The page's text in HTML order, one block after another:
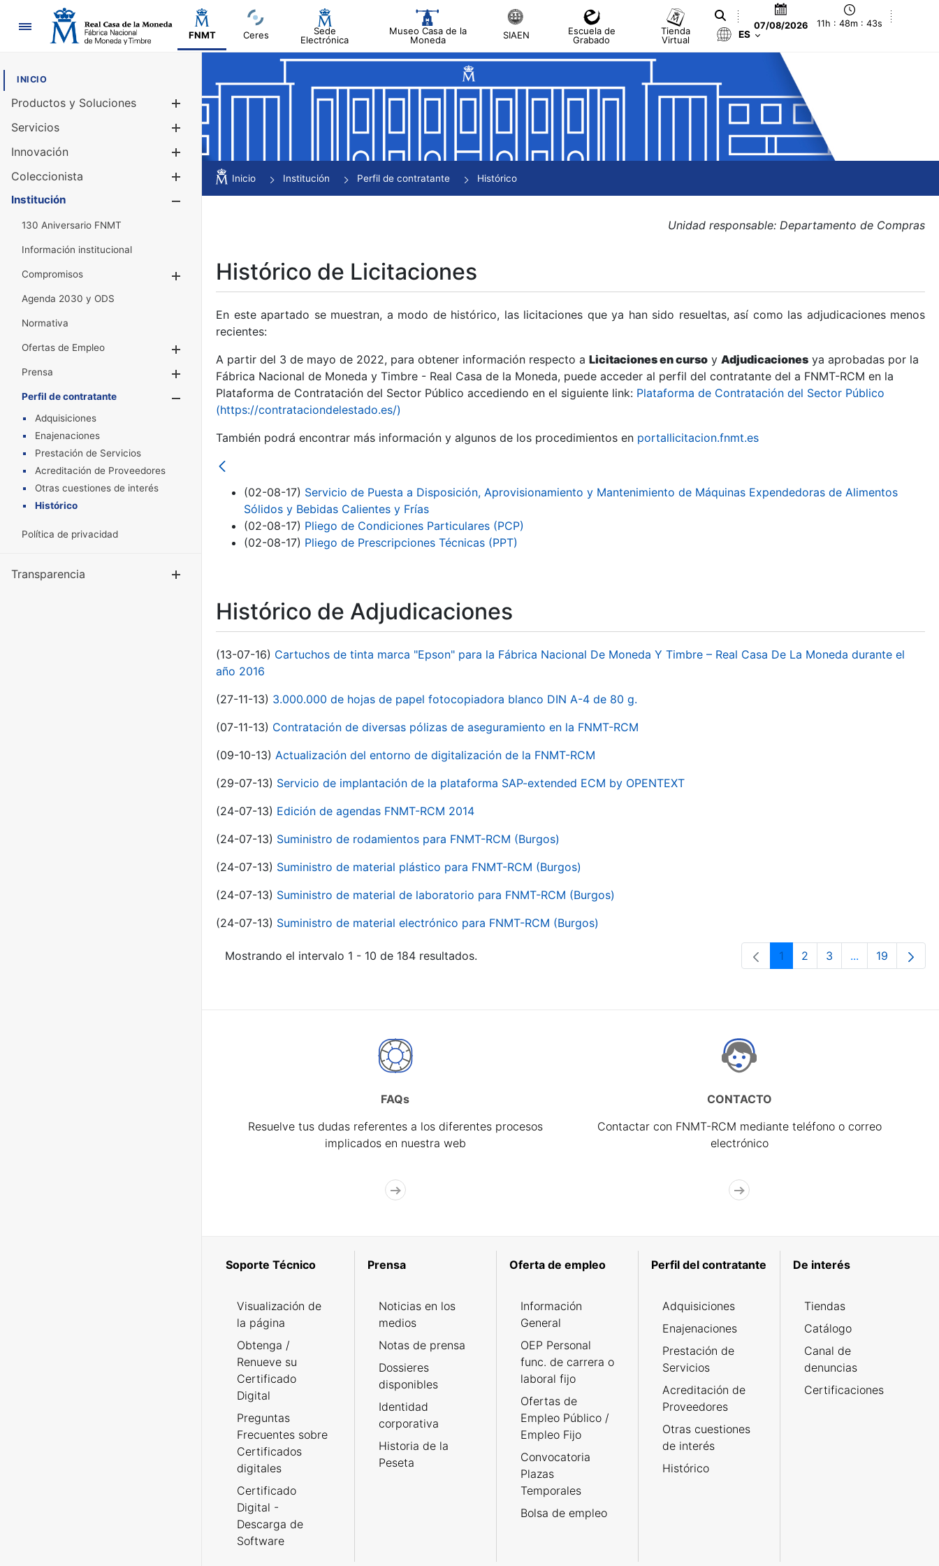
Navegación
FNMT Ceres
Sede
Electrónica
Museo Casa de la
Moneda
SIAEN
Escuela de
Grabado
Tienda
Virtual
07/08/2026 11h : 48m : 43s
ES
INICIO
Productos y Soluciones
Mostrar/Ocultar
Servicios
Innovación
Coleccionista
Mostrar/Ocultar
Institución
130 Aniversario FNMT
Información institucional
Compromisos
Mostrar/Ocultar
Agenda 2030 y ODS
Normativa
Ofertas de Empleo
Prensa
Mostrar/Ocultar
Perfil de contratante
Mostrar/Ocultar
Adquisiciones
Enajenaciones
Prestación de Servicios
Acreditación de Proveedores
Otras cuestiones de interés
Histórico
Política de privacidad
Transparencia
Inicio Institución Perfil de contratante Histórico
Unidad responsable: Departamento de Compras
Histórico de Licitaciones
En este apartado se muestran, a modo de histórico, las licitaciones que ya han sido resueltas, así como las adjudicaciones menos
recientes:
A partir del 3 de mayo de 2022, para obtener información respecto a Licitaciones en curso y Adjudicaciones ya aprobadas por la
Fábrica Nacional de Moneda y Timbre - Real Casa de la Moneda, puede acceder al perfil del contratante del a FNMT-RCM en la
Plataforma de Contratación del Sector Público accediendo en el siguiente link: Plataforma de Contratación del Sector Público
(https://contrataciondelestado.es/)
También podrá encontrar más información y algunos de los procedimientos en portallicitacion.fnmt.es
(02-08-17) Servicio de Puesta a Disposición, Aprovisionamiento y Mantenimiento de Máquinas Expendedoras de Alimentos
Sólidos y Bebidas Calientes y Frías
(02-08-17) Pliego de Condiciones Particulares (PCP)
(02-08-17) Pliego de Prescripciones Técnicas (PPT)
Histórico de Adjudicaciones
(13-07-16) Cartuchos de tinta marca "Epson" para la Fábrica Nacional De Moneda Y Timbre – Real Casa De La Moneda durante el
año 2016
(27-11-13) 3.000.000 de hojas de papel fotocopiadora blanco DIN A-4 de 80 g.
(07-11-13) Contratación de diversas pólizas de aseguramiento en la FNMT-RCM
(09-10-13) Actualización del entorno de digitalización de la FNMT-RCM
(29-07-13) Servicio de implantación de la plataforma SAP-extended ECM by OPENTEXT
(24-07-13) Edición de agendas FNMT-RCM 2014
(24-07-13) Suministro de rodamientos para FNMT-RCM (Burgos)
(24-07-13) Suministro de material plástico para FNMT-RCM (Burgos)
(24-07-13) Suministro de material de laboratorio para FNMT-RCM (Burgos)
(24-07-13) Suministro de material electrónico para FNMT-RCM (Burgos)
Mostrando el intervalo 1 - 10 de 184 resultados. Página
1 Página
2 Página
3 ...PáginasPágina
19
FAQs
Resuelve tus dudas referentes a los diferentes procesos
implicados en nuestra web
CONTACTO
Contactar con FNMT-RCM mediante teléfono o correo
electrónico
Soporte Técnico
Visualización de
la página
Obtenga /
Renueve su
Certificado
Digital
Preguntas
Frecuentes sobre
Certificados
digitales
Certificado
Digital -
Descarga de
Software
Prensa
Noticias en los
medios
Notas de prensa
Dossieres
disponibles
Identidad
corporativa
Historia de la
Peseta
Oferta de empleo
Información
General
OEP Personal
func. de carrera o
laboral fijo
Ofertas de
Empleo Público /
Empleo Fijo
Convocatoria
Plazas
Temporales
Bolsa de empleo
Perfil del contratante
Adquisiciones
Enajenaciones
Prestación de
Servicios
Acreditación de
Proveedores
Otras cuestiones
de interés
Histórico
De interés
Tiendas
Catálogo
Canal de
denuncias
Certificaciones